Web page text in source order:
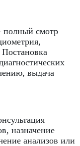
полный смотр
выдача
назначение
анализов или